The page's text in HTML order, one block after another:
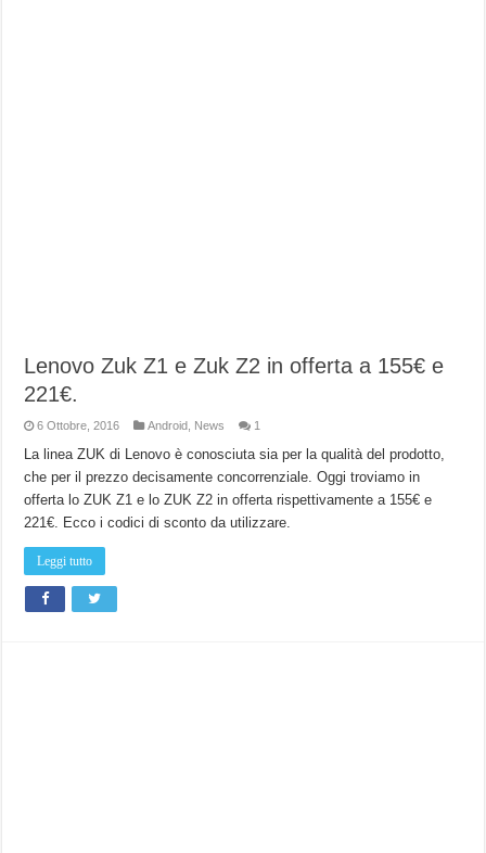
Lenovo Zuk Z1 e Zuk Z2 in offerta a 155€ e
221€.
6 Ottobre, 2016 Android News 1
La linea ZUK di Lenovo è conosciuta sia per la qualità del prodotto,
che per il prezzo decisamente concorrenziale. Oggi troviamo in
offerta lo ZUK Z1 e lo ZUK Z2 in offerta rispettivamente a 155€ e
221€. Ecco i codici di sconto da utilizzare.
Leggi tutto